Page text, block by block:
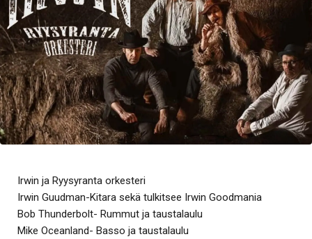
Irwin ja Ryysyranta orkesteri
Irwin Guudman-Kitara sekä tulkitsee Irwin Goodmania
Bob Thunderbolt- Rummut ja taustalaulu
Mike Oceanland- Basso ja taustalaulu